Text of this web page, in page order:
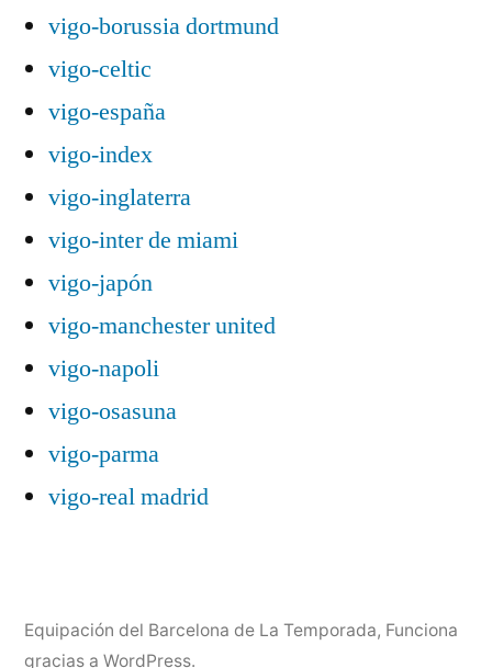
vigo-borussia dortmund
vigo-celtic
vigo-españa
vigo-index
vigo-inglaterra
vigo-inter de miami
vigo-japón
vigo-manchester united
vigo-napoli
vigo-osasuna
vigo-parma
vigo-real madrid
Equipación del Barcelona de La Temporada, Funciona
gracias a WordPress.